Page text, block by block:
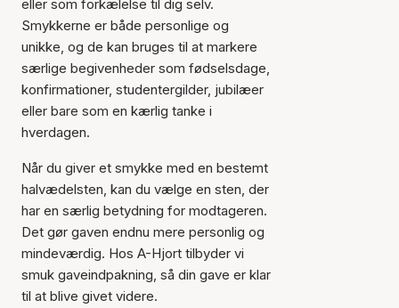
eller som forkælelse til dig selv.
Smykkerne er både personlige og
unikke, og de kan bruges til at markere
særlige begivenheder som fødselsdage,
konfirmationer, studentergilder, jubilæer
eller bare som en kærlig tanke i
hverdagen.
Når du giver et smykke med en bestemt
halvædelsten, kan du vælge en sten, der
har en særlig betydning for modtageren.
Det gør gaven endnu mere personlig og
mindeværdig. Hos A-Hjort tilbyder vi
smuk gaveindpakning, så din gave er klar
til at blive givet videre.